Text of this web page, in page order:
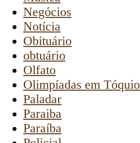
Negócios
Notícia
Obituário
obtuário
Olfato
Olimpíadas em Tóquio
Paladar
Paraiba
Paraíba